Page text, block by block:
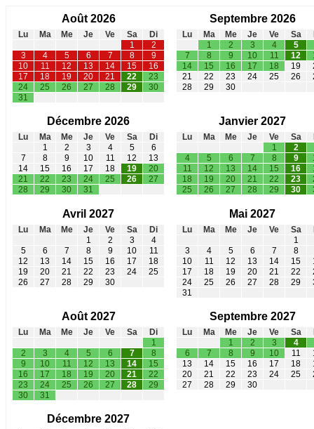
Août 2026
Lu Ma Me Je Ve Sa
Di
1
2
3
4 5 6 7 8
9
10
11 12 13 14 15
16
17
18 19 20 21 22
23
24
25 26 27 28 29
30
31
Septembre 2026
Lu Ma Me Je Ve Sa
1
2 3 4
5
7
8 9 10 11 12
14
15 16 17 18 19
21
22 23 24 25 26
28
29 30
Décembre 2026
Lu Ma Me Je Ve Sa
Di
1
2 3 4 5
6
7
8 9 10 11 12
13
14
15 16 17 18 19
20
21
22 23 24 25 26
27
28
29 30 31
Janvier 2027
Lu Ma Me Je Ve Sa
1
2
4
5 6 7 8 9
11
12 13 14 15 16
18
19 20 21 22 23
25
26 27 28 29 30
Avril 2027
Lu Ma Me Je Ve Sa
Di
1
2 3
4
5
6 7 8 9 10
11
12
13 14 15 16 17
18
19
20 21 22 23 24
25
26
27 28 29 30
Mai 2027
Lu Ma Me Je Ve Sa
1
3
4 5 6 7
8
10
11 12 13 14 15
17
18 19 20 21 22
24
25 26 27 28 29
31
Août 2027
Lu Ma Me Je Ve Sa
Di
1
2
3 4 5 6 7
8
9
10 11 12 13 14
15
16
17 18 19 20 21
22
23
24 25 26 27 28
29
30
31
Septembre 2027
Lu Ma Me Je Ve Sa
1
2 3
4
6
7 8 9 10 11
13
14 15 16 17 18
20
21 22 23 24 25
27
28 29 30
Décembre 2027